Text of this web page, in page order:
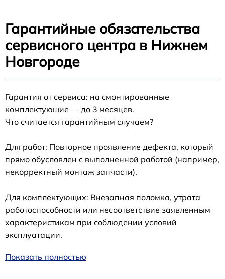
Гарантийные обязательства
сервисного центра в Нижнем
Новгороде
Гарантия от сервиса: на смонтированные
комплектующие — до 3 месяцев.
Что считается гарантийным случаем?
Для работ: Повторное проявление дефекта, который
прямо обусловлен с выполненной работой (например,
некорректный монтаж запчасти).
Для комплектующих: Внезапная поломка, утрата
работоспособности или несоответствие заявленным
характеристикам при соблюдении условий
эксплуатации.
Показать полностью